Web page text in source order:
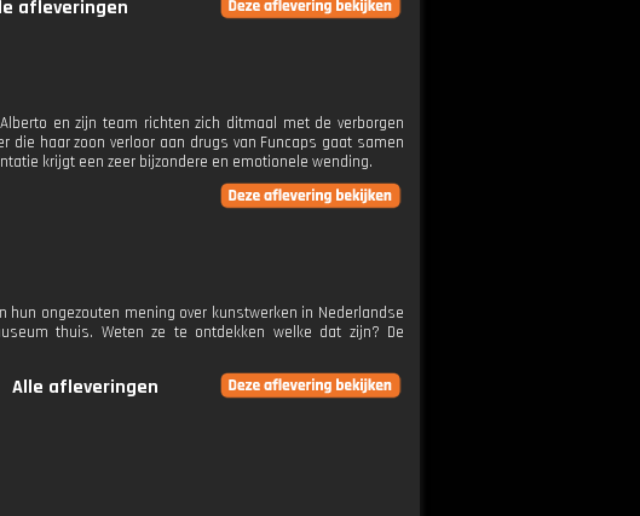
afleveringen
en zijn team richten zich ditmaal met de verborgen
haar zoon verloor aan drugs van Funcaps gaat samen
krijgt een zeer bijzondere en emotionele wending.
ongezouten mening over kunstwerken in Nederlandse
thuis. Weten ze te ontdekken welke dat zijn? De
Alle afleveringen